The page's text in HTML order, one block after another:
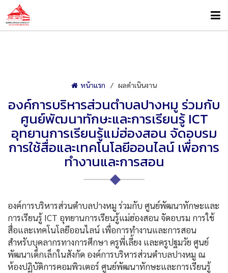
หน้าแรก ผลดำเนินงาน
องค์การบริหารส่วนตำบลปางหมู ร่วมกับ
ศูนย์พัฒนาทักษะและการเรียนรู้ ICT
อุทยานการเรียนรู้แม่ฮ่องสอน จัดอบรม
การใช้สื่อและเทคโนโลยีออนไลน์ เพื่อการ
ทำงานและการสอน
องค์การบริหารส่วนตำบลปางหมู ร่วมกับ ศูนย์พัฒนาทักษะและ
การเรียนรู้ ICT อุทยานการเรียนรู้แม่ฮ่องสอน จัดอบรม การใช้
สื่อและเทคโนโลยีออนไลน์ เพื่อการทำงานและการสอน
สำหรับบุคลากรทางการศึกษา ครูพี่เลี้ยง และครูปฐมวัย ศูนย์
พัฒนาเด็กเล็กในสังกัด องค์การบริหารส่วนตำบลปางหมู ณ
ห้องปฏิบัติการคอมพิวเตอร์ ศูนย์พัฒนาทักษะและการเรียนรู้